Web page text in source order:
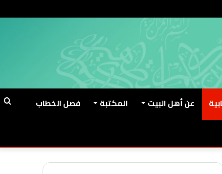
عن أهل البيت المكتبة
فصل الخطاب